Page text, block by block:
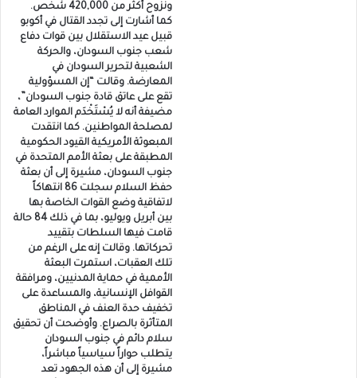
ونزوح أكثر من 420,000 شخص.
كما أشارت إلى تجدد القتال في أكوبو
قبيل عيد الاستقلال بين قوات دفاع
شعب جنوب السودان، والحركة
الشعبية لتحرير السودان في
المعارضة. وقالت “إن المسؤولية
تقع على عاتق قادة جنوب السودان”،
مضيفة أنه لا يُسْتَخْدَم الموارد العامة
لمصلحة المواطنين. كما انتقدت
المبعوثة الأمريكية القيود الحكومية
المطبقة على بعثة الأمم المتحدة في
جنوب السودان، مشيرة إلى أن بعثة
حفظ السلام سجلت 86 انتهاكاً
لاتفاقية وضع القوات الخاصة بها
بين أبريل ويوليو، بما في ذلك 84 حالة
قامت فيها السلطات بتقييد
تحركاتها. وقالت إنه على الرغم من
تلك العقبات، استمرت البعثة
الأممية في حماية المدنيين، ومرافقة
القوافل الإنسانية، والمساعدة على
تخفيف حدة العنف في المناطق
المتأثرة بالصراع. وأوضحت أن تحقيق
سلام دائم في جنوب السودان
يتطلب حواراً سياسياً مباشراً،
مشيرة إلى أن هذه الجهود تعد